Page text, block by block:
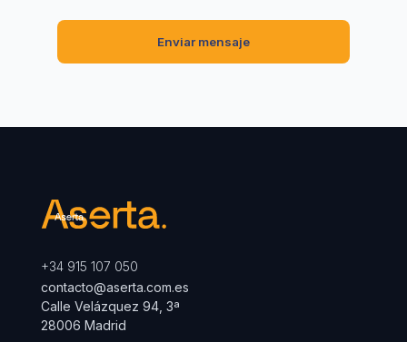
+34 915 107 050
contacto@aserta.com.es
Calle Velázquez 94, 3ª
28006 Madrid